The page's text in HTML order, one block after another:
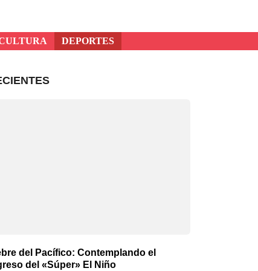
DEPORTES
del Pacífico: Contemplando el
del «Súper» El Niño